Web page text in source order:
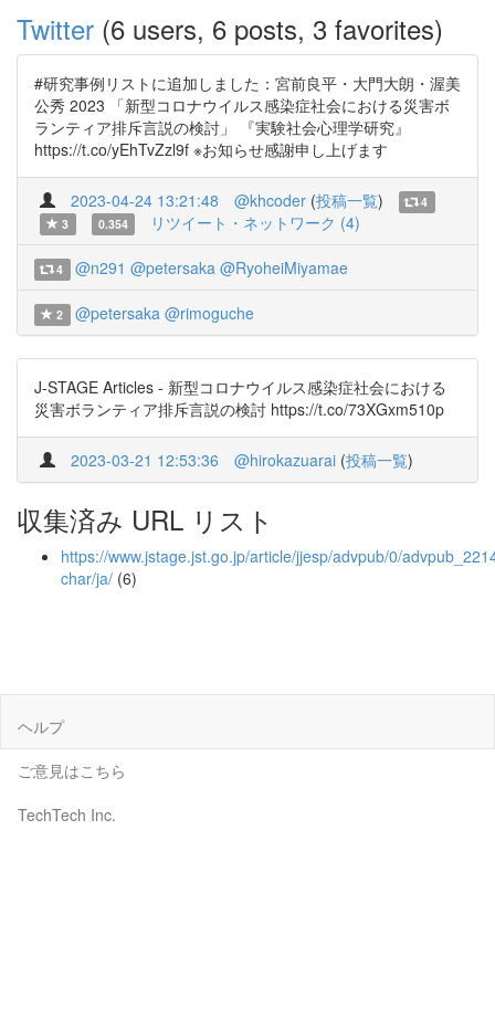
Twitter (6 users, 6 posts, 3 favorites)
#研究事例リストに追加しました：宮前良平・大門大朗・渥美
公秀 2023 「新型コロナウイルス感染症社会における災害ボ
ランティア排斥言説の検討」 『実験社会心理学研究』
https://t.co/yEhTvZzl9f ※お知らせ感謝申し上げます
2023-04-24 13:21:48 @khcoder (投稿一覧)
4
3
0.354 リツイート・ネットワーク (4)
4 @n291 @petersaka @RyoheiMiyamae
2 @petersaka @rimoguche
J-STAGE Articles - 新型コロナウイルス感染症社会における
災害ボランティア排斥言説の検討 https://t.co/73XGxm510p
2023-03-21 12:53:36 @hirokazuarai (投稿一覧)
収集済み URL リスト
https://www.jstage.jst.go.jp/article/jjesp/advpub/0/
char/ja/ (6)
ヘルプ
ご意見はこちら
TechTech Inc.